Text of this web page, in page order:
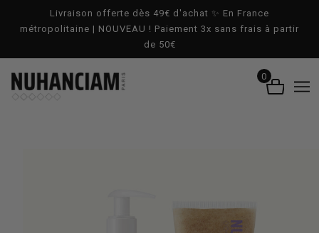
ALLER AU CONTENU PRINCIPAL
Livraison offerte dès 49€ d'achat ✨ En France
métropolitaine | NOUVEAU ! Paiement 3x sans frais à partir
de 50€
0